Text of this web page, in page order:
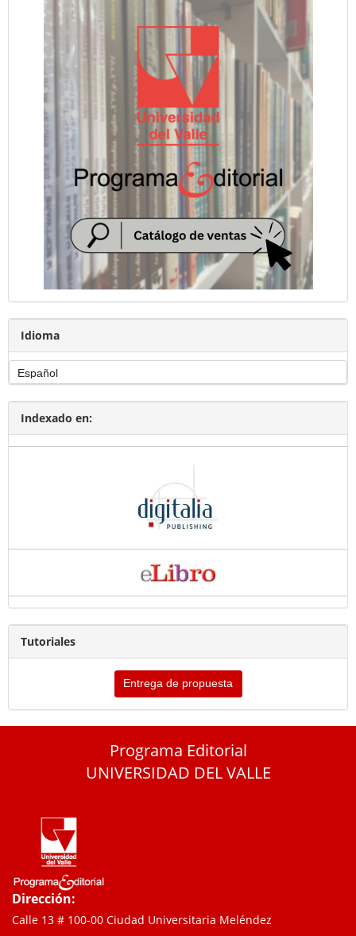
Idioma
Indexado en:
Tutoriales
Entrega de propuesta
Programa Editorial
UNIVERSIDAD DEL VALLE
Dirección:
Calle 13 # 100-00 Ciudad Universitaria Meléndez